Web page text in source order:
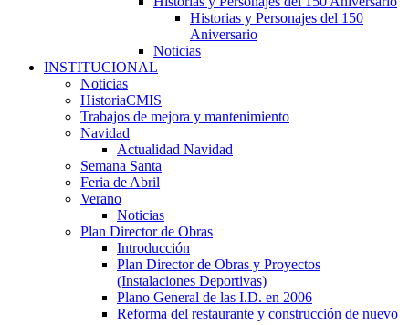
Historias y Personajes del 150
Aniversario
Noticias
INSTITUCIONAL
Noticias
HistoriaCMIS
Trabajos de mejora y mantenimiento
Navidad
Actualidad Navidad
Semana Santa
Feria de Abril
Verano
Noticias
Plan Director de Obras
Introducción
Plan Director de Obras y Proyectos
(Instalaciones Deportivas)
Plano General de las I.D. en 2006
Reforma del restaurante y construcción de nuevo